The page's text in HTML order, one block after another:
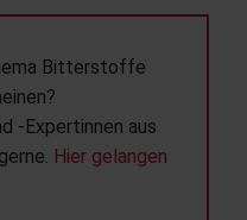
Bitterstoffe
-Expertinnen aus
Hier gelangen